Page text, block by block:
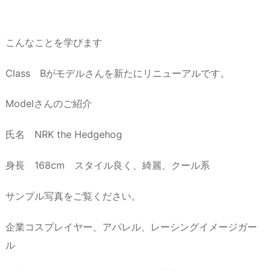
こんなことを学びます
Class Bがモデルさんを新たにリニューアルです。
Modelさんのご紹介
氏名 NRK the Hedgehog
身長 168cm スタイル良く、綺麗、クール系
サンプル写真をご覧ください。
企業コスプレイヤー、アパレル、レーシングイメージガー
ル